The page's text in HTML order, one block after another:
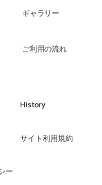
ギャラリー
ご利用の流れ
History
サイト利用規約
ー